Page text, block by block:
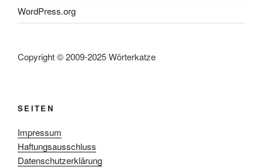
WordPress.org
Copyright © 2009-2025 Wörterkatze
SEITEN
Impressum
Haftungsausschluss
Datenschutzerklärung